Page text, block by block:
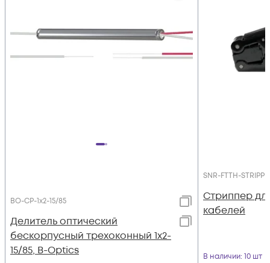
BO-CP-1x2-15/85
Делитель оптический
бескорпусный трехоконный 1х2-
15/85, B-Optics
SNR-FTTH-
Стриппер
кабелей
В наличии: 10 шт